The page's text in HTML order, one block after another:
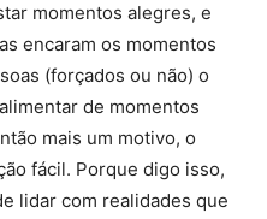
momentos alegres, e
encaram os momentos
(forçados ou não) o
de momentos
mais um motivo, o
fácil. Porque digo isso,
lidar com realidades que